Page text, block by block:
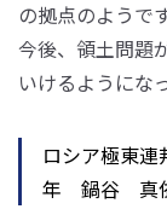
の拠点のようです
今後、領土問題
いけるようにな
ロシア極東
年 鍋谷 真